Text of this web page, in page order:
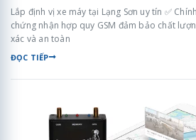
Lắp định vị xe máy tại Lạng Sơn uy tín ✅
chứng nhận hợp quy GSM đảm bảo chất
xác và an toàn
ĐỌC TIẾP